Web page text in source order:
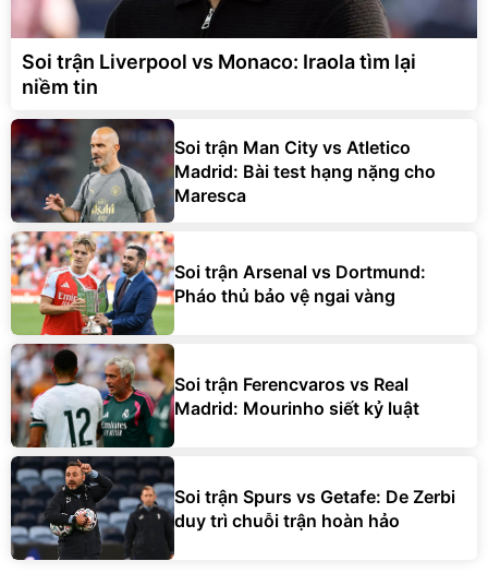
Soi trận Liverpool vs Monaco: Iraola tìm lại
niềm tin
Soi trận Man City vs Atletico
Madrid: Bài test hạng nặng cho
Maresca
Soi trận Arsenal vs Dortmund:
Pháo thủ bảo vệ ngai vàng
Soi trận Ferencvaros vs Real
Madrid: Mourinho siết kỷ luật
Soi trận Spurs vs Getafe: De Zerbi
duy trì chuỗi trận hoàn hảo